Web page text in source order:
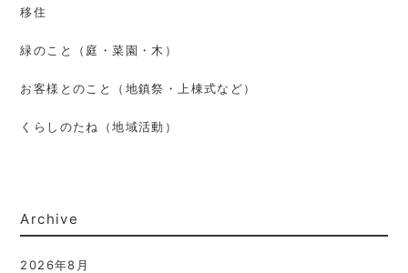
移住
緑のこと（庭・菜園・木）
お客様とのこと（地鎮祭・上棟式など）
くらしのたね（地域活動）
Archive
2026年8月